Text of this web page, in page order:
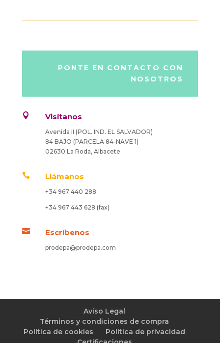
PONTE EN CONTACTO CON
NOSOTROS
 Visítanos
Avenida II (POL. IND. EL SALVADOR)
84 BAJO (PARCELA 84-NAVE 1)
02630 La Roda, Albacete
 Llámanos
+34 967 440 288
+34 967 443 628 (fax)
 Escríbenos
prodepa@prodepa.com
Aviso Legal
Términos y condiciones de compra
Política de cookies
Política de privacidad